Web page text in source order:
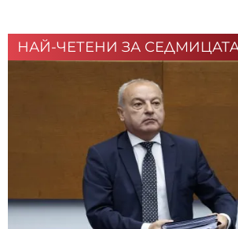
НАЙ-ЧЕТЕНИ ЗА